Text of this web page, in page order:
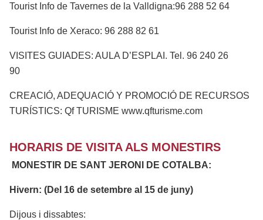
Tourist Info de Tavernes de la Valldigna:96 288 52 64
Tourist Info de Xeraco: 96 288 82 61
VISITES GUIADES: AULA D’ESPLAI. Tel. 96 240 26
90
CREACIÓ, ADEQUACIÓ Y PROMOCIÓ DE RECURSOS
TURÍSTICS: Qf TURISME www.qfturisme.com
HORARIS DE VISITA ALS MONESTIRS
MONESTIR DE SANT JERONI DE COTALBA:
Hivern: (Del 16 de setembre al 15 de juny)
Dijous i dissabtes: